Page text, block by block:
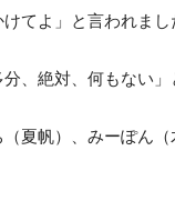
てよ」と言われまし
、絶対、何もない」
夏帆）、みーぽん